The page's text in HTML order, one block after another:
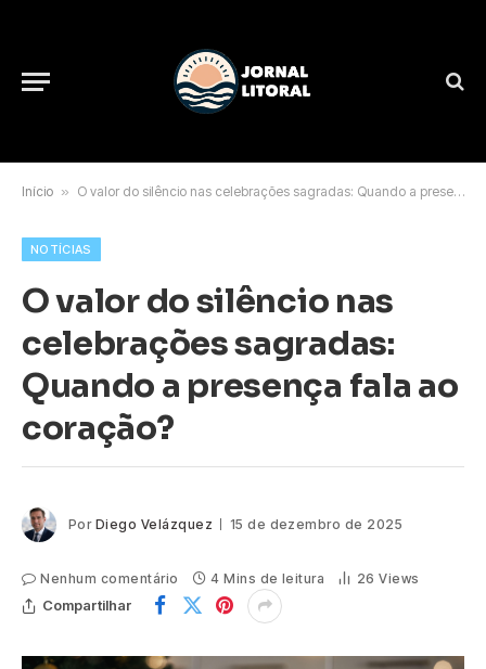
Início » O valor do silêncio nas celebrações sagradas: Quando a presença fala ao coração?
NOTÍCIAS
O valor do silêncio nas
celebrações sagradas:
Quando a presença fala ao
coração?
Por Diego Velázquez 15 de dezembro de 2025
Nenhum comentário 4 Mins de leitura 26Views
Compartilhar